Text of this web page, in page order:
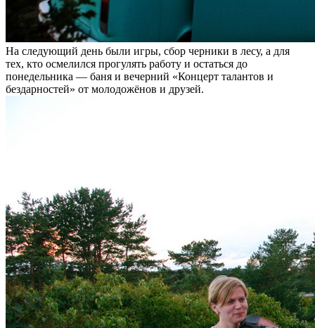
На следующий день были игры, сбор черники в лесу, а для
тех, кто осмелился прогулять работу и остаться до
понедельника — баня и вечерний «Концерт талантов и
бездарностей» от молодожёнов и друзей.